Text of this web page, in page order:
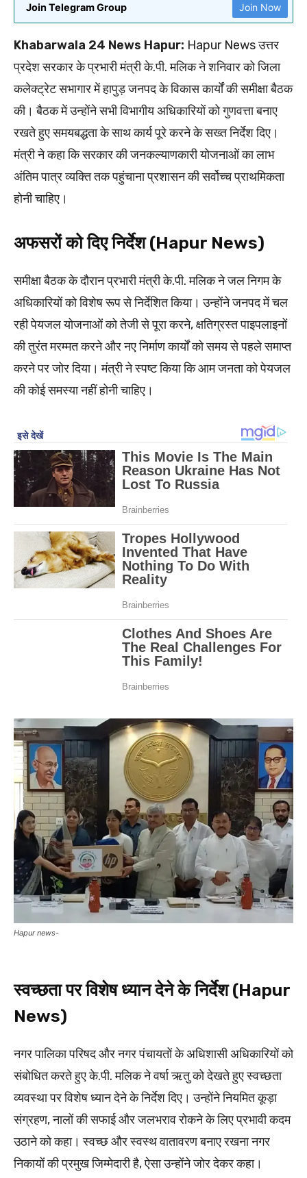
Join Telegram Group Join Now
Khabarwala 24 News Hapur: Hapur News उत्तर
प्रदेश सरकार के प्रभारी मंत्री के.पी. मलिक ने शनिवार को जिला
कलेक्ट्रेट सभागार में हापुड़ जनपद के विकास कार्यों की समीक्षा बैठक
की। बैठक में उन्होंने सभी विभागीय अधिकारियों को गुणवत्ता बनाए
रखते हुए समयबद्धता के साथ कार्य पूरे करने के सख्त निर्देश दिए।
मंत्री ने कहा कि सरकार की जनकल्याणकारी योजनाओं का लाभ
अंतिम पात्र व्यक्ति तक पहुंचाना प्रशासन की सर्वोच्च प्राथमिकता
होनी चाहिए।
अफसरों को दिए निर्देश (Hapur News)
समीक्षा बैठक के दौरान प्रभारी मंत्री के.पी. मलिक ने जल निगम के
अधिकारियों को विशेष रूप से निर्देशित किया। उन्होंने जनपद में चल
रही पेयजल योजनाओं को तेजी से पूरा करने, क्षतिग्रस्त पाइपलाइनों
की तुरंत मरम्मत करने और नए निर्माण कार्यों को समय से पहले समाप्त
करने पर जोर दिया। मंत्री ने स्पष्ट किया कि आम जनता को पेयजल
की कोई समस्या नहीं होनी चाहिए।
Hapur news-
स्वच्छता पर विशेष ध्यान देने के निर्देश (Hapur
News)
नगर पालिका परिषद और नगर पंचायतों के अधिशासी अधिकारियों को
संबोधित करते हुए के.पी. मलिक ने वर्षा ऋतु को देखते हुए स्वच्छता
व्यवस्था पर विशेष ध्यान देने के निर्देश दिए। उन्होंने नियमित कूड़ा
संग्रहण, नालों की सफाई और जलभराव रोकने के लिए प्रभावी कदम
उठाने को कहा। स्वच्छ और स्वस्थ वातावरण बनाए रखना नगर
निकायों की प्रमुख जिम्मेदारी है, ऐसा उन्होंने जोर देकर कहा।